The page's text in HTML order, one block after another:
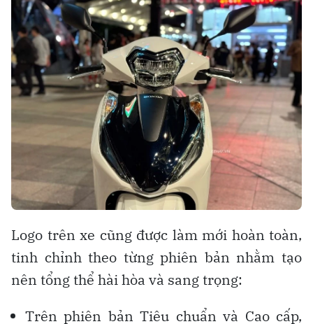
Logo trên xe cũng được làm mới hoàn toàn,
tinh chỉnh theo từng phiên bản nhằm tạo
nên tổng thể hài hòa và sang trọng:
Trên phiên bản Tiêu chuẩn và Cao cấp,